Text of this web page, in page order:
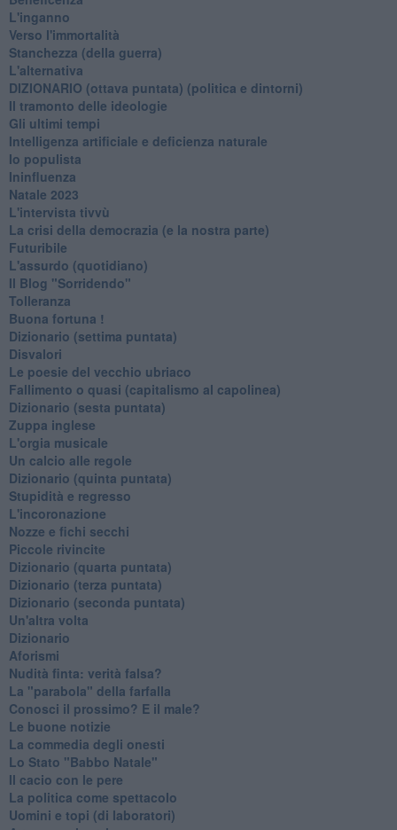
L'inganno
Verso l'immortalità
Stanchezza (della guerra)
L'alternativa
​DIZIONARIO (ottava puntata) (politica e dintorni)
Il tramonto delle ideologie
Gli ultimi tempi
Intelligenza artificiale e deficienza naturale
Io populista
Ininfluenza
Natale 2023
L'intervista tivvù
La crisi della democrazia (e la nostra parte)
Futuribile
L'assurdo (quotidiano)
Il Blog "Sorridendo"
Tolleranza
Buona fortuna !
​Dizionario (settima puntata)
Disvalori
Le poesie del vecchio ubriaco
Fallimento o quasi (capitalismo al capolinea)
Dizionario (sesta puntata)
Zuppa inglese
L'orgia musicale
Un calcio alle regole
Dizionario (quinta puntata)
Stupidità e regresso
L'incoronazione
Nozze e fichi secchi
Piccole rivincite
​Dizionario (quarta puntata)
​Dizionario (terza puntata)
​Dizionario (seconda puntata)
Un'altra volta
Dizionario
Aforismi
Nudità finta: verità falsa?
La "parabola" della farfalla
Conosci il prossimo? E il male?
Le buone notizie
La commedia degli onesti
Lo Stato "Babbo Natale"
Il cacio con le pere
La politica come spettacolo
Uomini e topi (di laboratori)